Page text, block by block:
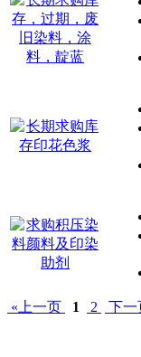
«上一页 1 2 下一